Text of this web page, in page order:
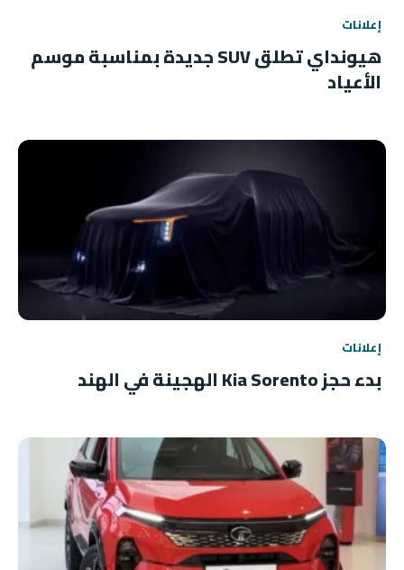
إعلانات
هيونداي تطلق SUV جديدة بمناسبة موسم
الأعياد
إعلانات
بدء حجز Kia Sorento الهجينة في الهند